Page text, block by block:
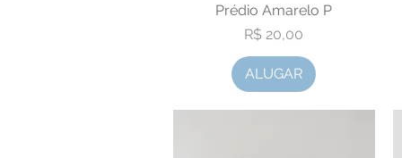
Visualização rápida
Prédio Amarelo P
Preço
R$ 20,00
ALUGAR